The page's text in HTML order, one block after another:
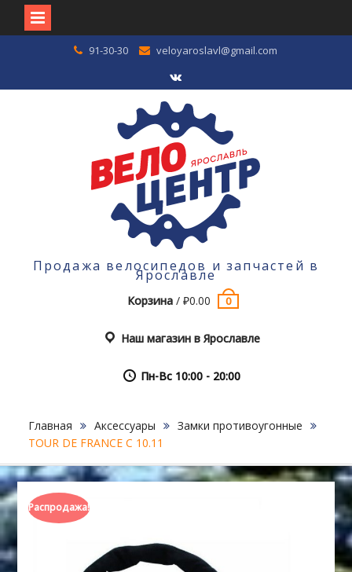
91-30-30 veloyaroslavl@gmail.com
VK
Продажа велосипедов и запчастей в
Ярославле
Корзина /₽0.00 0
Наш магазин в Ярославле
Пн-Вс 10:00 - 20:00
Главная Аксессуары
Замки противоугонные
TOUR DE FRANCE C 10.11
Распродажа!